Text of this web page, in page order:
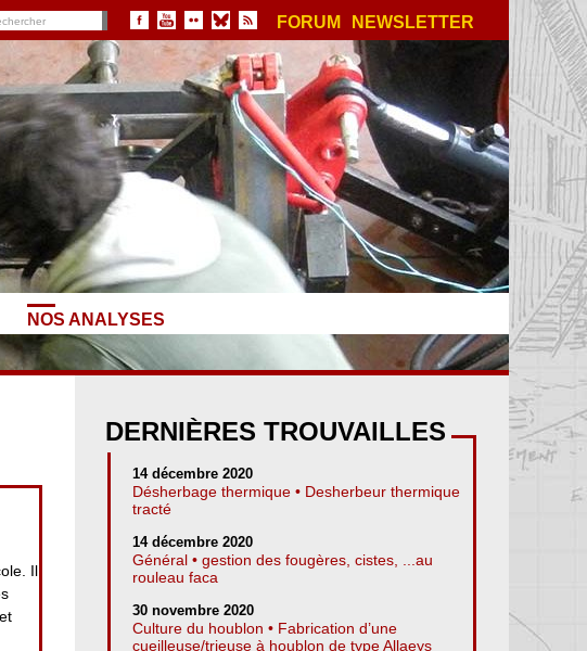
FORUM NEWSLETTER
NOS ANALYSES
Il
DERNIÈRES TROUVAILLES
14 décembre 2020
Désherbage thermique • Desherbeur thermique
tracté
14 décembre 2020
Général • gestion des fougères, cistes, ...au
rouleau faca
30 novembre 2020
Culture du houblon • Fabrication d’une
cueilleuse/trieuse à houblon de type Allaeys